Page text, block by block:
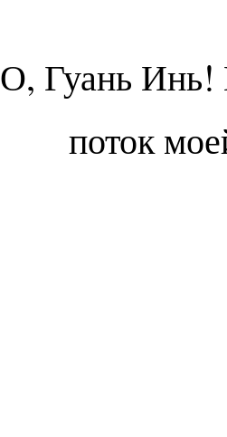
О, Гуань Инь!
поток